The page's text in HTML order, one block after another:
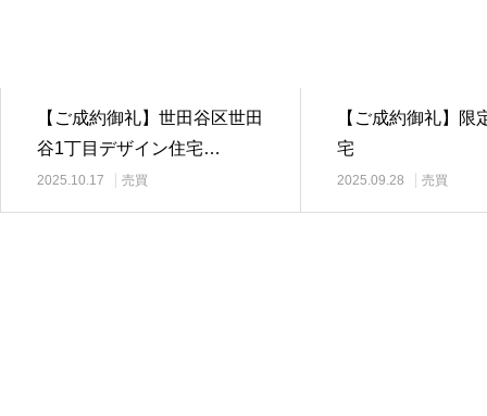
【ご成約御礼】世田谷区世田
谷1丁目デザイン住宅…
2025.10.17 売買
【ご成約御礼】限
宅
2025.09.28 売買